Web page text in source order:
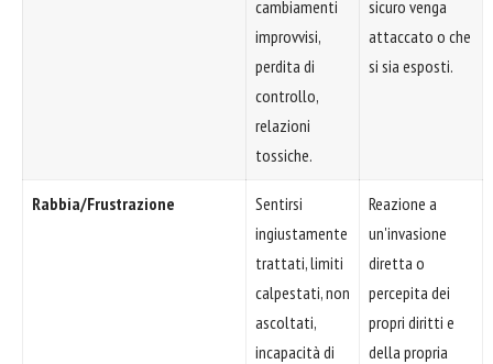
cambiamenti
improvvisi,
perdita di
controllo,
relazioni
tossiche.
sicuro venga
attaccato o che
si sia esposti.
Rabbia/Frustrazione
Sentirsi
ingiustamente
trattati, limiti
calpestati, non
ascoltati,
incapacità di
Reazione a
un'invasione
diretta o
percepita dei
propri diritti e
della propria